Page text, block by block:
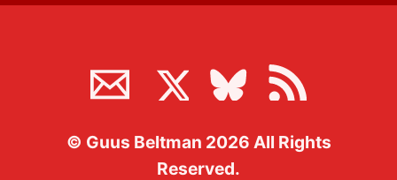
© Guus Beltman 2026 All Rights
Reserved.